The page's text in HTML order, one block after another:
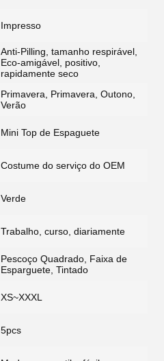
Impresso
Anti-Pilling, tamanho respirável,
Eco-amigável, positivo,
rapidamente seco
Primavera, Primavera, Outono,
Verão
Mini Top de Espaguete
Costume do serviço do OEM
Verde
Trabalho, curso, diariamente
Pescoço Quadrado, Faixa de
Esparguete, Tintado
XS~XXXL
5pcs